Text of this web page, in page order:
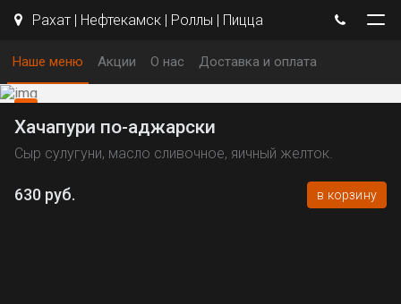
Рахат | Нефтекамск | Роллы | Пицца
Наше меню Акции О нас Доставка и оплата
Хачапури по-аджарски
Сыр сулугуни, масло сливочное, яичный желток.
630 руб. в корзину